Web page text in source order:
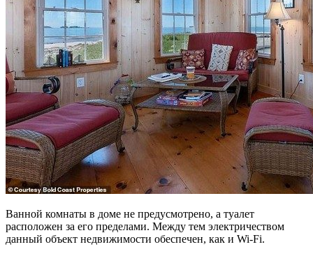
Ванной комнаты в доме не предусмотрено, а туалет
расположен за его пределами. Между тем электричеством
данный объект недвижимости обеспечен, как и Wi-Fi.